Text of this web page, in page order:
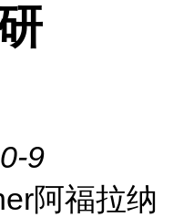
9
阿福拉纳